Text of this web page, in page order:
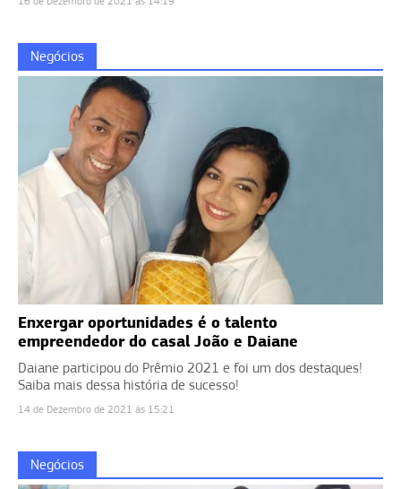
Negócios
Enxergar oportunidades é o talento
empreendedor do casal João e Daiane
Daiane participou do Prêmio 2021 e foi um dos destaques!
Saiba mais dessa história de sucesso!
14 de Dezembro de 2021 às 15:21
Negócios